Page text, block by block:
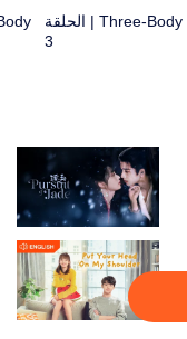
Three-Body | الحلقة
3